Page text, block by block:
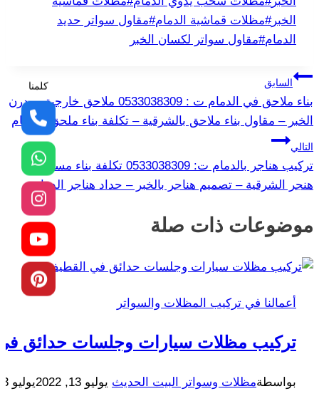
الخبر#مظلات قماشية الدمام#مقاول سواتر حديد
الدمام#مقاول سواتر لكسان الخبر
تصفّح
المقالات
السابق
بناء ملاحق في الدمام ت : 0533038309 ملاحق خارجية مودرن
الخبر – مقاول بناء ملاحق بالشرقية – تكلفة بناء ملحق بالدمام
التالي
تركيب هناجر بالدمام ت: 0533038309 تكلفة بناء مستودع
هنجر الشرقية – تصميم هناجر بالخبر – حداد هناجر الدمام
موضوعات ذات صلة
أعمالنا في تركيب المظلات والسواتر
تركيب مظلات سيارات وجلسات حدائق
بواسطةمظلات وسواتر البيت الحديث يوليو 13, 2022 يوليو 13, 2022
كلمنا